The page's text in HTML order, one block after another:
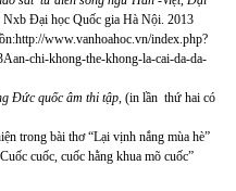
Đại học Quốc gia Hà Nội. 2013
www.vanhoahoc.vn/index.php?
chi-khong-the-khong-la-cai-da-da-
Đức quốc âm thi tập, (in lần thứ hai có
trong bài thơ “Lại vịnh nắng mùa hè”
cuốc, cuốc hằng khua mõ cuốc”